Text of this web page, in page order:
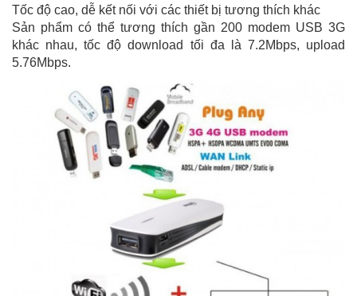
Tốc độ cao, dễ kết nối với các thiết bị tương thích khác
Sản phẩm có thể tương thích gần 200 modem USB 3G
khác nhau, tốc độ download tối đa là 7.2Mbps, upload
5.76Mbps.